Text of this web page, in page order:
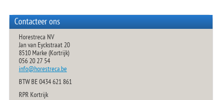
Contacteer ons
Horestreca NV
Jan van Eyckstraat 20
8510 Marke (Kortrijk)
056 20 27 54
info@horestreca.be
BTW BE 0434 621 861
RPR Kortrijk